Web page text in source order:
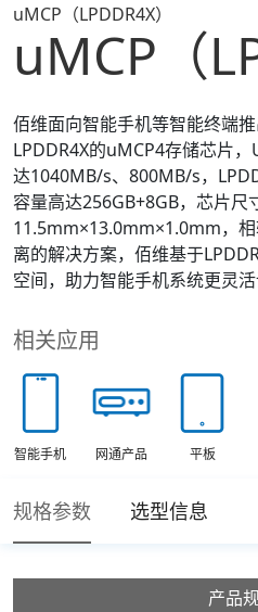
uMCP（LPDDR4X）
uMCP（
佰维面向智能手机等智能终端
LPDDR4X的uMCP4存储芯片
达1040MB/s、800MB/s，
容量高达256GB+8GB，芯片尺
11.5mm×13.0mm×1.0mm，相
离的解决方案，佰维基于
空间，助力智能手机系统更灵活
相关应用
智能手机 网通产品 平板
规格参数 选型信息
产品